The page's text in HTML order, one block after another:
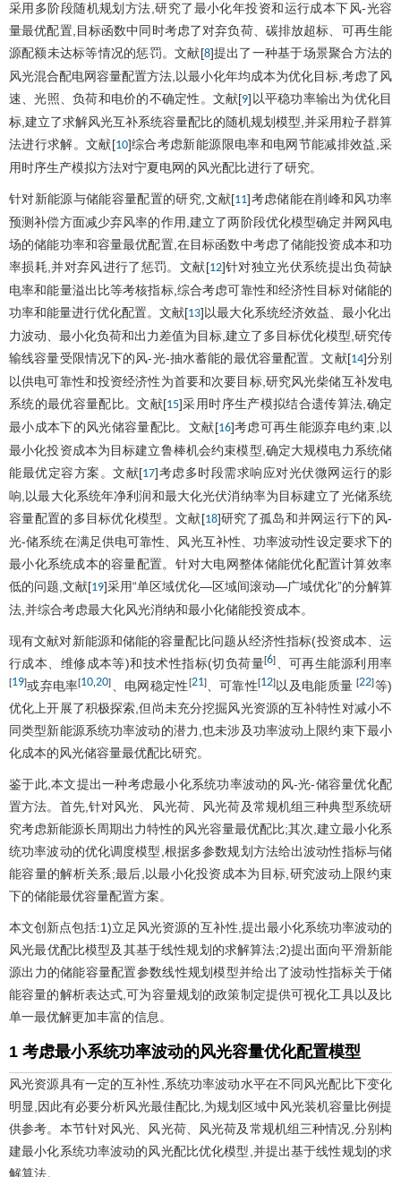
采用多阶段随机规划方法,研究了最小化年投资和运行成本下风-光容
量最优配置,目标函数中同时考虑了对弃负荷、碳排放超标、可再生能
源配额未达标等情况的惩罚。文献[8]提出了一种基于场景聚合方法的
风光混合配电网容量配置方法,以最小化年均成本为优化目标,考虑了风
速、光照、负荷和电价的不确定性。文献[9]以平稳功率输出为优化目
标,建立了求解风光互补系统容量配比的随机规划模型,并采用粒子群算
法进行求解。文献[10]综合考虑新能源限电率和电网节能减排效益,采
用时序生产模拟方法对宁夏电网的风光配比进行了研究。
针对新能源与储能容量配置的研究,文献[11]考虑储能在削峰和风功率
预测补偿方面减少弃风率的作用,建立了两阶段优化模型确定并网风电
场的储能功率和容量最优配置,在目标函数中考虑了储能投资成本和功
率损耗,并对弃风进行了惩罚。文献[12]针对独立光伏系统提出负荷缺
电率和能量溢出比等考核指标,综合考虑可靠性和经济性目标对储能的
功率和能量进行优化配置。文献[13]以最大化系统经济效益、最小化出
力波动、最小化负荷和出力差值为目标,建立了多目标优化模型,研究传
输线容量受限情况下的风-光-抽水蓄能的最优容量配置。文献[14]分别
以供电可靠性和投资经济性为首要和次要目标,研究风光柴储互补发电
系统的最优容量配比。文献[15]采用时序生产模拟结合遗传算法,确定
最小成本下的风光储容量配比。文献[16]考虑可再生能源弃电约束,以
最小化投资成本为目标建立鲁棒机会约束模型,确定大规模电力系统储
能最优定容方案。文献[17]考虑多时段需求响应对光伏微网运行的影
响,以最大化系统年净利润和最大化光伏消纳率为目标建立了光储系统
容量配置的多目标优化模型。文献[18]研究了孤岛和并网运行下的风-
光-储系统在满足供电可靠性、风光互补性、功率波动性设定要求下的
最小化系统成本的容量配置。针对大电网整体储能优化配置计算效率
低的问题,文献[19]采用“单区域优化—区域间滚动—广域优化”的分解算
法,并综合考虑最大化风光消纳和最小化储能投资成本。
现有文献对新能源和储能的容量配比问题从经济性指标(投资成本、运
行成本、维修成本等)和技术性指标(切负荷量[6] 、可再生能源利用率
[19]或弃电率[10 20] 、电网稳定性[21]、可靠性[12]以及电能质量[22]等)
优化上开展了积极探索,但尚未充分挖掘风光资源的互补特性对减小不
同类型新能源系统功率波动的潜力,也未涉及功率波动上限约束下最小
化成本的风光储容量最优配比研究。
鉴于此,本文提出一种考虑最小化系统功率波动的风-光-储容量优化配
置方法。首先,针对风光、风光荷、风光荷及常规机组三种典型系统研
究考虑新能源长周期出力特性的风光容量最优配比;其次,建立最小化系
统功率波动的优化调度模型,根据多参数规划方法给出波动性指标与储
能容量的解析关系;最后,以最小化投资成本为目标,研究波动上限约束
下的储能最优容量配置方案。
本文创新点包括:1)立足风光资源的互补性,提出最小化系统功率波动的
风光最优配比模型及其基于线性规划的求解算法;2)提出面向平滑新能
源出力的储能容量配置参数线性规划模型并给出了波动性指标关于储
能容量的解析表达式,可为容量规划的政策制定提供可视化工具以及比
单一最优解更加丰富的信息。
1 考虑最小系统功率波动的风光容量优化配置模型
风光资源具有一定的互补性,系统功率波动水平在不同风光配比下变化
明显,因此有必要分析风光最佳配比,为规划区域中风光装机容量比例提
供参考。本节针对风光、风光荷、风光荷及常规机组三种情况,分别构
建最小化系统功率波动的风光配比优化模型,并提出基于线性规划的求
解算法。